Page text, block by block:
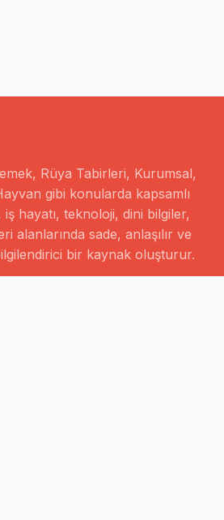
Rüya Tabirleri, Kurumsal,
gibi konularda kapsamlı
hayatı, teknoloji, dini bilgiler,
alanlarında sade, anlaşılır ve
bir kaynak oluşturur.